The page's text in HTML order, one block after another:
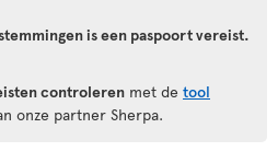
is een paspoort vereist.
controleren met de tool
onze partner Sherpa.